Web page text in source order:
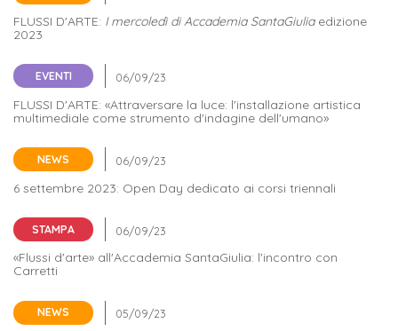
FLUSSI D'ARTE: I mercoledì di Accademia SantaGiulia edizione
2023
EVENTI
FLUSSI D'ARTE: «Attraversare la luce: l'installazione artistica
multimediale come strumento d'indagine dell'umano»
NEWS
6 settembre 2023: Open Day dedicato ai corsi triennali
STAMPA
«Flussi d'arte» all'Accademia SantaGiulia: l'incontro con
Carretti
NEWS